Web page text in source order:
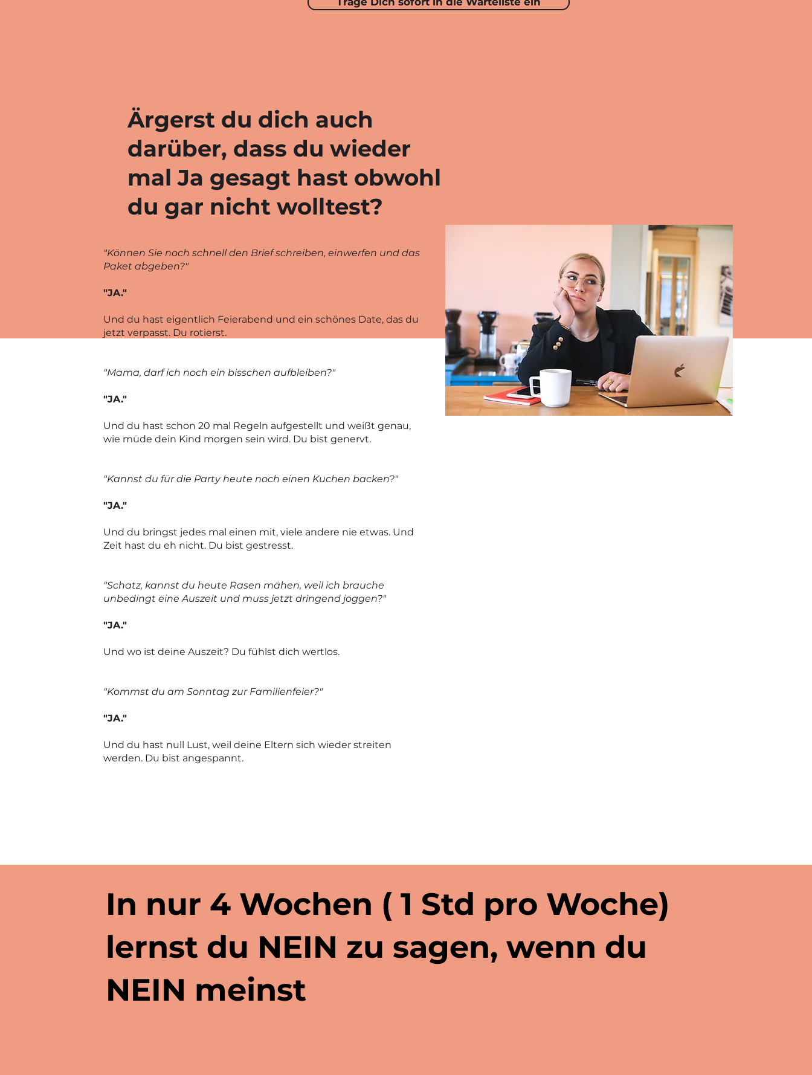
Ärgerst du dich auch
darüber, dass du wieder
mal Ja gesagt hast obwohl
du gar nicht wolltest?
"Können Sie noch schnell den Brief schreiben, einwerfen und das
Paket abgeben?"
"JA."
Und du hast eigentlich Feierabend und ein schönes Date, das du
jetzt verpasst. Du rotierst.
"Mama, darf ich noch ein bisschen aufbleiben?"
"JA."
Und du hast schon 20 mal Regeln aufgestellt und weißt genau,
wie müde dein Kind morgen sein wird. Du bist genervt.
"Kannst du für die Party heute noch einen Kuchen backen?"
"JA."
Und du bringst jedes mal einen mit, viele andere nie etwas. Und
Zeit hast du eh nicht. Du bist gestresst.
"Schatz, kannst du heute Rasen mähen, weil ich brauche
unbedingt eine Auszeit und muss jetzt dringend joggen?"
"JA."
Und wo ist deine Auszeit? Du fühlst dich wertlos.
"Kommst du am Sonntag zur Familienfeier?"
"JA."
Und du hast null Lust, weil deine Eltern sich wieder streiten
werden. Du bist angespannt.
In nur 4 Wochen ( 1 Std pro Woche)
lernst du NEIN zu sagen, wenn du
NEIN meinst